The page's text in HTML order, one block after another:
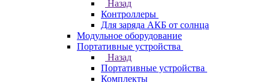
Назад
Контроллеры
Для заряда АКБ от солнца
Модульное оборудование
Портативные устройства
Назад
Портативные устройства
Комплекты